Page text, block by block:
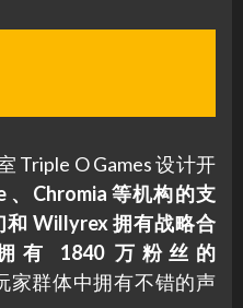
Triple O Games 设计开
、Chromia 等机构的支
和 Willyrex 拥有战略合
有 1840 万粉丝的
家群体中拥有不错的声